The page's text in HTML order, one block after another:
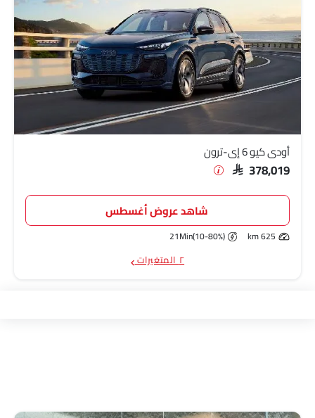
أودي كيو 6 إي-ترون
SAR 378,019
شاهد عروض أغسطس
625 km
21Min(10-80%)
٢ المتغيرات